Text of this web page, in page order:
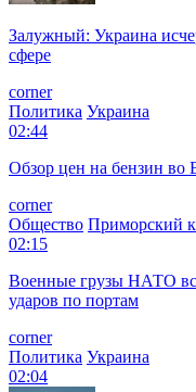
Залужный: Украина
сфере
corner
Политика Украина
02:44
Обзор цен на бензин во
corner
Общество Приморский
02:15
Военные грузы НАТО
ударов по портам
corner
Политика Украина
02:04